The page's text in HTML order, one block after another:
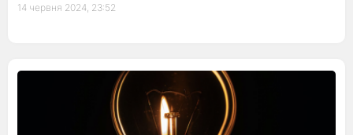
14 червня 2024, 23:52